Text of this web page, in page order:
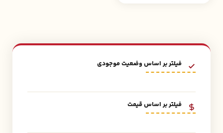
فیلتر بر اساس وضعیت موجودی
فیلتر بر اساس قیمت